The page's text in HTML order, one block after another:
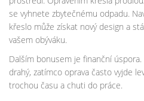
se vyhnete zbytečnému odpadu.
křeslo může získat nový design a
vašem obýváku.
Dalším bonusem je finanční
drahý, zatímco oprava často vyjde
trochou času a chuti do práce.